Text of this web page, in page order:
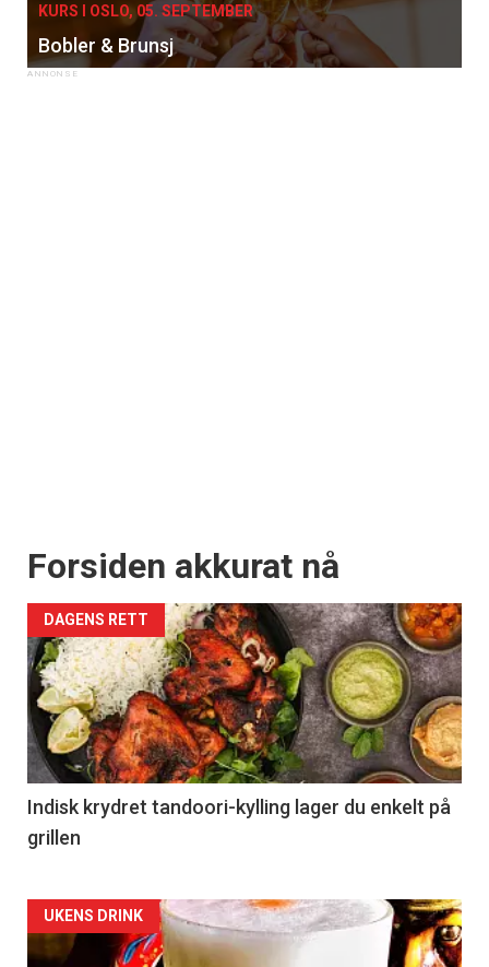
KURS I OSLO, 05. SEPTEMBER
Bobler & Brunsj
Forsiden akkurat nå
DAGENS RETT
Indisk krydret tandoori-kylling lager du enkelt på
grillen
Forsiden
UKENS DRINK